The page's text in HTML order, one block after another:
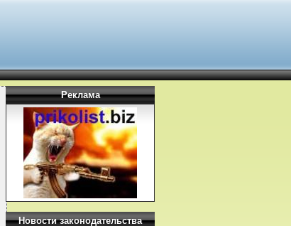
Реклама
Новости законодательства